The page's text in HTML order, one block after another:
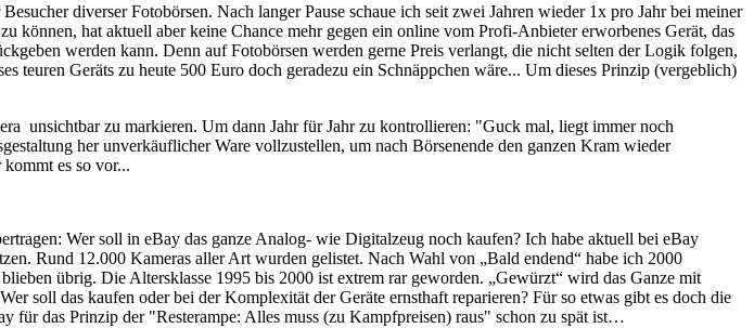
diverser Fotobörsen. Nach langer Pause schaue ich seit zwei Jahren wieder 1x pro Jahr bei meiner
können, hat aktuell aber keine Chance mehr gegen ein online vom Profi-Anbieter erworbenes Gerät, das
werden kann. Denn auf Fotobörsen werden gerne Preis verlangt, die nicht selten der Logik folgen,
teuren Geräts zu heute 500 Euro doch geradezu ein Schnäppchen wäre... Um dieses Prinzip (vergeblich)
unsichtbar zu markieren. Um dann Jahr für Jahr zu kontrollieren: "Guck mal, liegt immer noch
her unverkäuflicher Ware vollzustellen, um nach Börsenende den ganzen Kram wieder
es so vor...
Wer soll in eBay das ganze Analog- wie Digitalzeug noch kaufen? Ich habe aktuell bei eBay
Rund 12.000 Kameras aller Art wurden gelistet. Nach Wahl von „Bald endend“ habe ich 2000
übrig. Die Altersklasse 1995 bis 2000 ist extrem rar geworden. „Gewürzt“ wird das Ganze mit
soll das kaufen oder bei der Komplexität der Geräte ernsthaft reparieren? Für so etwas gibt es doch die
das Prinzip der "Resterampe: Alles muss (zu Kampfpreisen) raus" schon zu spät ist…